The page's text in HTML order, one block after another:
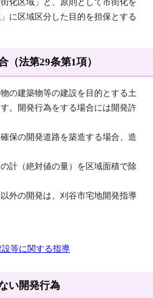
化区域」と、原則として市街化を
に区域区分した目的を担保とする
法第29条第1項）
の建築物等の建設を目的とする土
。開発行為をする場合には開発許
保の開発道路を築造する場合、造
計（絶対値の量）を区域面積で除
外の開発は、刈谷市宅地開発指導
等に関する指導
い開発行為